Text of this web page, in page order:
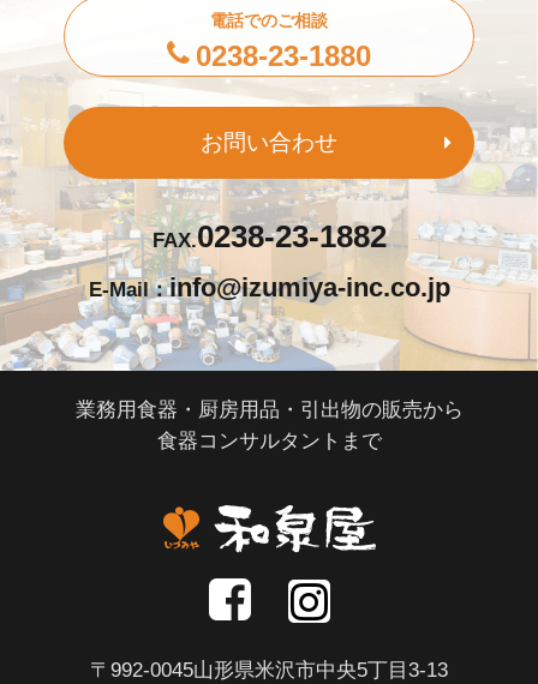
電話でのご相談
0238-23-1880
お問い合わせ
FAX.0238-23-1882
E-Mail：info@izumiya-inc.co.jp
業務用食器・厨房用品・引出物の販売から
食器コンサルタントまで
〒992-0045山形県米沢市中央5丁目3-13